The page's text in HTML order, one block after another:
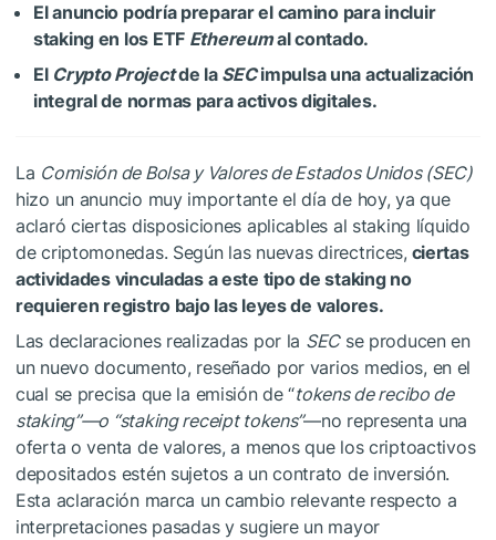
El anuncio podría preparar el camino para incluir
staking en los ETF Ethereumal contado.
El Crypto Projectde la SECimpulsa una actualización
integral de normas para activos digitales.
La Comisión de Bolsa y Valores de Estados Unidos (SEC)
hizo un anuncio muy importante el día de hoy, ya que
aclaró ciertas disposiciones aplicables al staking líquido
de criptomonedas. Según las nuevas directrices, ciertas
actividades vinculadas a este tipo de staking no
requieren registro bajo las leyes de valores.
Las declaraciones realizadas por la SECse producen en
un nuevo documento, reseñado por varios medios, en el
cual se precisa que la emisión de “tokens de recibo de
staking”—o “staking receipt tokens”—no representa una
oferta o venta de valores, a menos que los criptoactivos
depositados estén sujetos a un contrato de inversión.
Esta aclaración marca un cambio relevante respecto a
interpretaciones pasadas y sugiere un mayor